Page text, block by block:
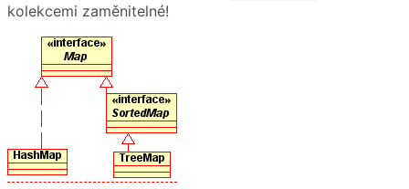
kolekcemi zaměnitelné!